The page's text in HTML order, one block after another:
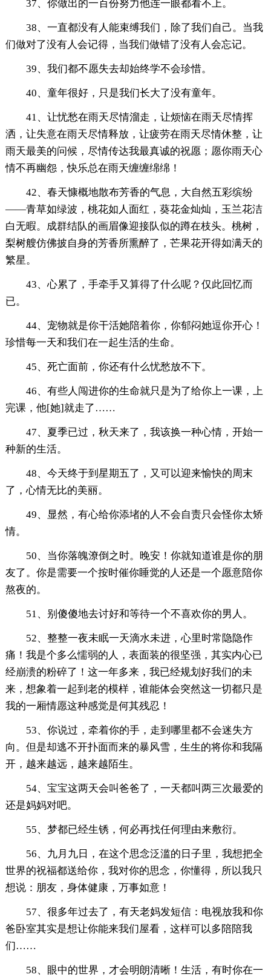
37、你做出的一百份努力他连一眼都看不上。
38、一直都没有人能束缚我们，除了我们自己。当我
们做对了没有人会记得，当我们做错了没有人会忘记。
39、我们都不愿失去却始终学不会珍惜。
40、童年很好，只是我们长大了没有童年。
41、让忧愁在雨天尽情溜走，让烦恼在雨天尽情挥
洒，让失意在雨天尽情释放，让疲劳在雨天尽情休整，让
雨天最美的问候，尽情传达我最真诚的祝愿；愿你雨天心
情不再幽怨，快乐总在雨天缠缠绵绵！
42、春天慷概地散布芳香的气息，大自然五彩缤纷
——青草如绿波，桃花如人面红，葵花金灿灿，玉兰花洁
白无暇。成群结队的画眉像迎接队似的蹲在枝头。桃树，
梨树艘仿佛披自身的芳香所熏醉了，芒果花开得如满天的
繁星。
43、心累了，手牵手又算得了什么呢？仅此回忆而
已。
44、宠物就是你干活她陪着你，你郁闷她逗你开心！
珍惜每一天和我们在一起生活的生命。
45、死亡面前，你还有什么忧愁放不下。
46、有些人闯进你的生命就只是为了给你上一课，上
完课，他[她]就走了……
47、夏季已过，秋天来了，我该换一种心情，开始一
种新的生活。
48、今天终于到星期五了，又可以迎来愉快的周末
了，心情无比的美丽。
49、显然，有心给你添堵的人不会自责只会怪你太矫
情。
50、当你落魄潦倒之时。晚安！你就知道谁是你的朋
友了。你是需要一个按时催你睡觉的人还是一个愿意陪你
熬夜的。
51、别傻傻地去讨好和等待一个不喜欢你的男人。
52、整整一夜未眠一天滴水未进，心里时常隐隐作
痛！我是个多么懦弱的人，表面装的很坚强，其实内心已
经崩溃的粉碎了！这一年多来，我已经规划好我们的未
来，想象着一起到老的模样，谁能体会突然这一切都只是
我的一厢情愿这种感觉是何其残忍！
53、你说过，牵着你的手，走到哪里都不会迷失方
向。但是却逃不开扑面而来的暴风雪，生生的将你和我隔
开，越来越远，越来越陌生。
54、宝宝这两天会叫爸爸了，一天都叫两三次最爱的
还是妈妈对吧。
55、梦都已经生锈，何必再找任何理由来敷衍。
56、九月九日，在这个思念泛滥的日子里，我想把全
世界的祝福都送给你，我对你的思念，你懂得，所以我只
想说：朋友，身体健康，万事如意！
57、很多年过去了，有天老妈发短信：电视放我和你
爸卧室其实是想让你能来我们屋看，这样可以多陪陪我
们……
58、眼中的世界，才会明朗清晰！生活，有时你在一